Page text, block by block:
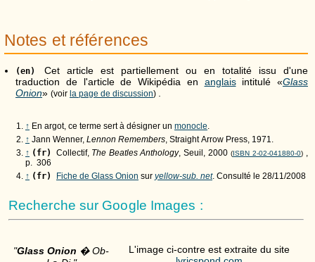
Notes et références
(en) Cet article est partiellement ou en totalité issu d'une
traduction de l'article de Wikipédia en anglaisintitulé «Glass
Onion» (voir la page de discussion) .
↑ En argot, ce terme sert à désigner un monocle.
↑ Jann Wenner, Lennon Remembers
, Straight Arrow Press, 1971.
↑ (fr) Collectif, The Beatles Anthology , Seuil, 2000 (ISBN 2-02-041880-0) ,
p. 306
↑ (fr) Fiche de Glass Onion sur yellow-sub. net . Consulté le 28/11/2008
Recherche sur Google Images :
"Glass Onion � Ob-
L'image ci-contre est extraite du site